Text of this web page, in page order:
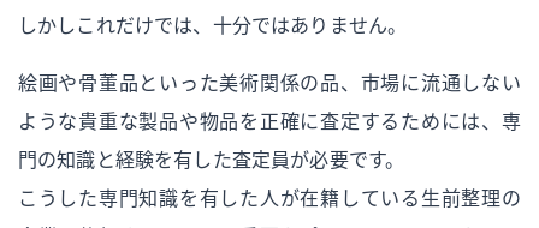
しかしこれだけでは、十分ではありません。
絵画や骨董品といった美術関係の品、市場に流通しない
ような貴重な製品や物品を正確に査定するためには、専
門の知識と経験を有した査定員が必要です。
こうした専門知識を有した人が在籍している生前整理の